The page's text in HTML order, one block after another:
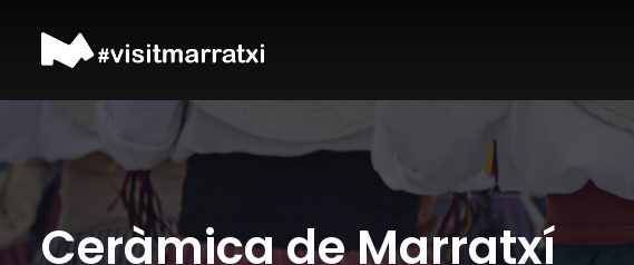
Ceràmica de Marratxí